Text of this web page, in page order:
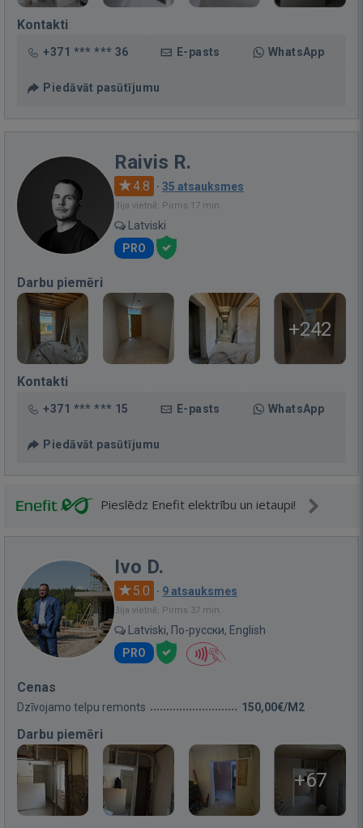
Kontakti
+371 *** *** 36 E-pasts WhatsApp
Piedāvāt pasūtījumu
Raivis R.
4.8 · 35 atsauksmes
Bija vietnē: Pirms 17 min.
Latviski
PRO
Darbu piemēri
+242
Kontakti
+371 *** *** 15 E-pasts WhatsApp
Piedāvāt pasūtījumu
Pieslēdz Enefit elektrību un ietaupi!
Ivo D.
5.0 · 9 atsauksmes
Bija vietnē: Pirms 37 min.
Latviski, По-русски, English
PRO
Cenas
Dzīvojamo telpu remonts 150,00€/M2
Darbu piemēri
+67